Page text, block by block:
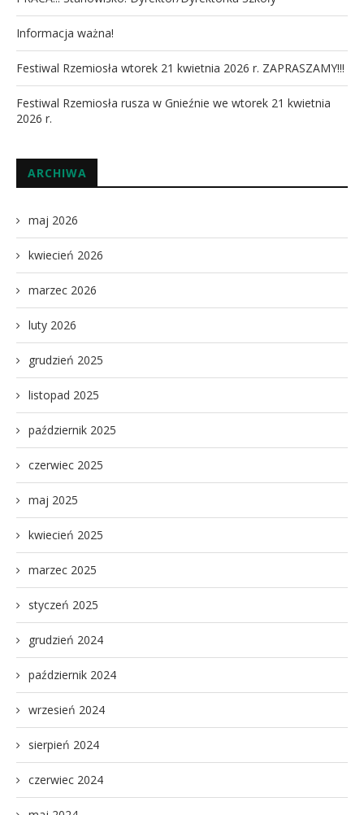
Informacja ważna!
Festiwal Rzemiosła wtorek 21 kwietnia 2026 r. ZAPRASZAMY!!!
Festiwal Rzemiosła rusza w Gnieźnie we wtorek 21 kwietnia
2026 r.
ARCHIWA
maj 2026
kwiecień 2026
marzec 2026
luty 2026
grudzień 2025
listopad 2025
październik 2025
czerwiec 2025
maj 2025
kwiecień 2025
marzec 2025
styczeń 2025
grudzień 2024
październik 2024
wrzesień 2024
sierpień 2024
czerwiec 2024